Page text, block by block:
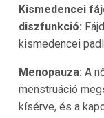
Kismedencei
diszfunkció:
kismedencei
Menopauza: A
menstruáció
kísérve, és a